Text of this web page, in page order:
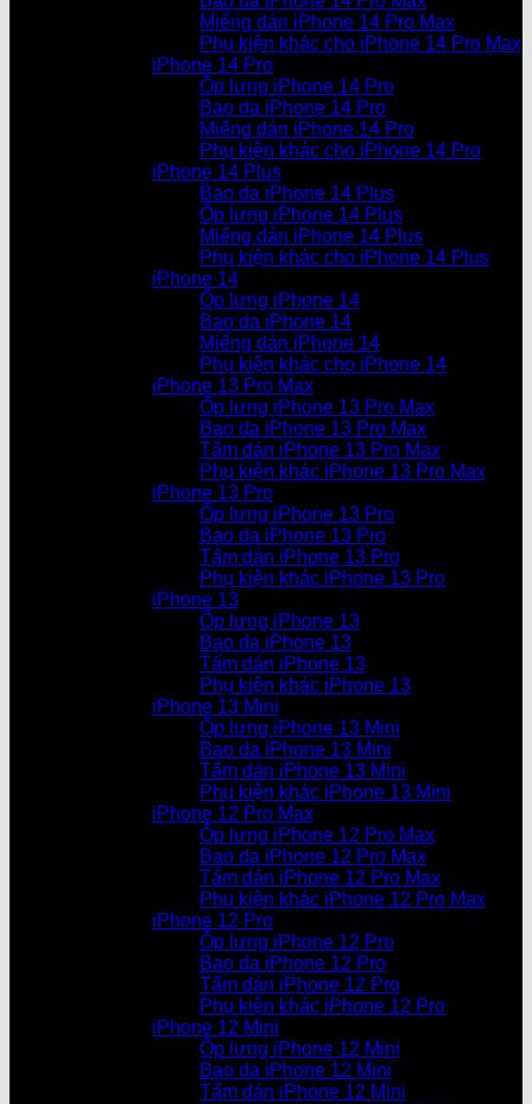
Miếng dán iPhone 14 Pro Max
Phụ kiện khác cho iPhone 14 Pro Max
iPhone 14 Pro
Ốp lưng iPhone 14 Pro
Bao da iPhone 14 Pro
Miếng dán iPhone 14 Pro
Phụ kiện khác cho iPhone 14 Pro
iPhone 14 Plus
Bao da iPhone 14 Plus
Ốp lưng iPhone 14 Plus
Miếng dán iPhone 14 Plus
Phụ kiện khác cho iPhone 14 Plus
iPhone 14
Ốp lưng iPhone 14
Bao da iPhone 14
Miếng dán iPhone 14
Phụ kiện khác cho iPhone 14
iPhone 13 Pro Max
Ốp lưng iPhone 13 Pro Max
Bao da iPhone 13 Pro Max
Tấm dán iPhone 13 Pro Max
Phụ kiện khác iPhone 13 Pro Max
iPhone 13 Pro
Ốp lưng iPhone 13 Pro
Bao da iPhone 13 Pro
Tấm dán iPhone 13 Pro
Phụ kiện khác iPhone 13 Pro
iPhone 13
Ốp lưng iPhone 13
Bao da iPhone 13
Tấm dán iPhone 13
Phụ kiện khác iPhone 13
iPhone 13 Mini
Ốp lưng iPhone 13 Mini
Bao da iPhone 13 Mini
Tấm dán iPhone 13 Mini
Phụ kiện khác iPhone 13 Mini
iPhone 12 Pro Max
Ốp lưng iPhone 12 Pro Max
Bao da iPhone 12 Pro Max
Tấm dán iPhone 12 Pro Max
Phụ kiện khác iPhone 12 Pro Max
iPhone 12 Pro
Ốp lưng iPhone 12 Pro
Bao da iPhone 12 Pro
Tấm dán iPhone 12 Pro
Phụ kiện khác iPhone 12 Pro
iPhone 12 Mini
Ốp lưng iPhone 12 Mini
Bao da iPhone 12 Mini
Tấm dán iPhone 12 Mini